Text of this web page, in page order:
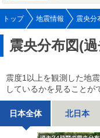
トップ 地震情報 震央分
震央分布図(
震度1以上を観測した地
しているかを見ることが
日本全体 北日本